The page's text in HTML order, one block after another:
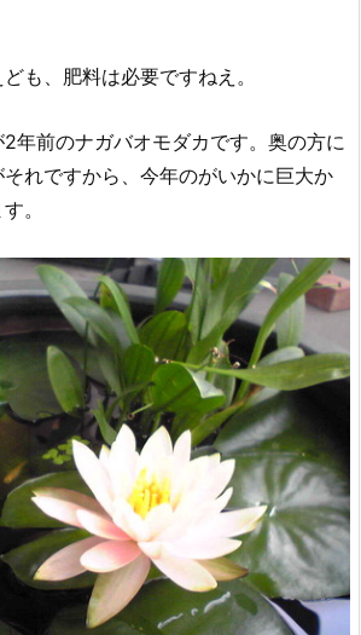
も、肥料は必要ですねえ。
年前のナガバオモダカです。奥の方に
れですから、今年のがいかに巨大か
。